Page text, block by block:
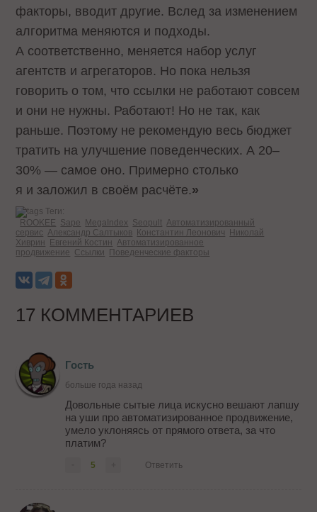
факторы, вводит другие. Вслед за изменением
алгоритма меняются и подходы.
А соответственно, меняется набор услуг
агентств и агрегаторов. Но пока нельзя
говорить о том, что ссылки не работают совсем
и они не нужны. Работают! Но не так, как
раньше. Поэтому не рекомендую весь бюджет
тратить на улучшение поведенческих. А 20–
30% — самое оно. Примерно столько
я и заложил в своём расчёте.»
Теги:
ROOKEE Sape MegaIndex Seopult Автоматизированный
сервис Александр Салтыков Константин Леонович
Николай
Хиврин
Евгений Костин Автоматизированное
продвижение Ссылки Поведенческие факторы
17 КОММЕНТАРИЕВ
Гость
больше года назад
Довольные сытые лица искусно вешают лапшу
на уши про автоматизированное продвижение,
умело уклоняясь от прямого ответа, за что
платим?
5 Ответить